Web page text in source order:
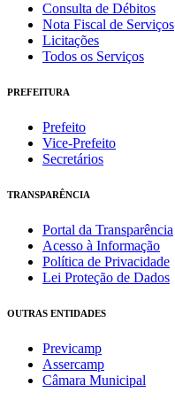
Consulta de Débitos
Nota Fiscal de Serviços
Licitações
Todos os Serviços
PREFEITURA
Prefeito
Vice-Prefeito
Secretários
TRANSPARÊNCIA
Portal da Transparência
Acesso à Informação
Política de Privacidade
Lei Proteção de Dados
OUTRAS ENTIDADES
Previcamp
Assercamp
Câmara Municipal